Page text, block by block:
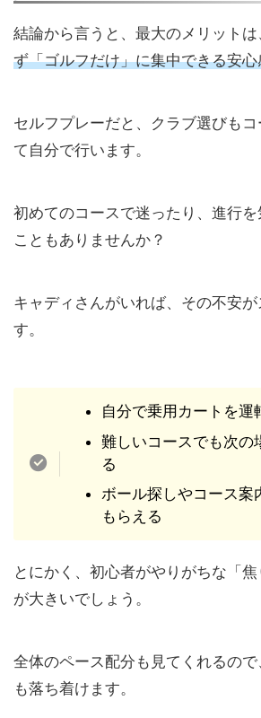
結論から言うと、最大のメリットは
ず「ゴルフだけ」に集中できる安
セルフプレーだと、クラブ選びも
て自分で行います。
初めてのコースで迷ったり、進行
こともありませんか？
キャディさんがいれば、その不安
す。
自分で乗用カートを運
難しいコースでも次の
る
ボール探しやコース案
もらえる
とにかく、初心者がやりがちな「
が大きいでしょう。
全体のペース配分も見てくれるの
も落ち着けます。